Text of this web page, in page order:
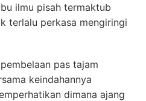
ilmu pisah termaktub
terlalu perkasa mengiringi
pas tajam
keindahannya
dimana ajang